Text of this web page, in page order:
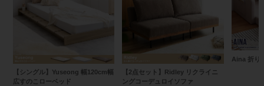
【シングル】Yuseong 幅120cm幅
広すのこローベッド
【2点セット】Ridley リクライニ
ングコーデュロイソファ
Aina 折り